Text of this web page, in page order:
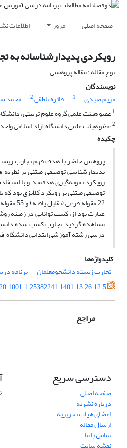
صفحه اصلی مرور اطلاعات
رویکردی پدیدارشناسانه به
نوع مقاله : مقاله پژوهشی
نویسندگان
مریم صیدی
1 فائزه ناطقی2 محمد
1عضو هیئت علمی گروه علوم تربیتی،
2عضو هیئت علمی دانشگاه آزاد اسلامی واحد
چکیده
پژوهش حاضر با هدف فهم تجارب
پدیدارشناسی توصیفی مبتنی بر
22
عبارت بود از، کسب توانایی در زمینه
مشاهده گردید تجارب کسب شده
درسی رشته آموزشی ابتدایی دانشگاه
کلیدواژه‌ها
تجارب زیسته دانشجومعلمان
برنامه
20.1001.1.25382241.1401.13.26.12.5
مراجع
دسترسی سریع
صفحه اصلی
درباره نشریه
اعضای هیات تحریریه
ارسال مقاله
تماس با ما